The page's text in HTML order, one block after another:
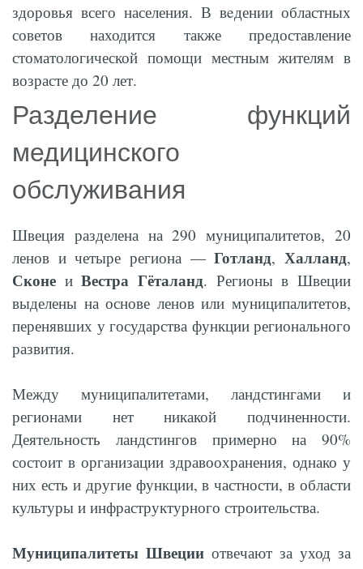
здоровья всего населения. В вeдении областных
советов находится также предоставление
стоматологической помощи местным жителям в
возрасте до 20 лет.
Разделение функций
медицинского
обслуживания
Швеция разделена на 290 муниципалитетов, 20
ленов и четыре региона —Готланд,Халланд,
Сконе иВестра Гёталанд. Регионы в Швеции
выделены на основе ленов или муниципалитетов,
перенявших у государства функции регионального
развития.
Между муниципалитетами, ландстингами и
регионами нет никакой подчиненности.
Деятельность ландстингов примерно на 90%
состоит в организации здравоохранения, однако у
них есть и другие функции, в частности, в области
культуры и инфраструктурного строительства.
Муниципалитеты Швеции отвечают за уход за